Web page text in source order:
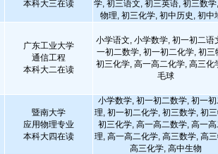
本科大三在读
学, 初三语文, 初三英语, 初三数学
物理, 初三化学, 初中历史, 初中
广东工业大学
通信工程
本科大二在读
小学语文, 小学数学, 初一初二语
一初二数学, 初一初二化学, 初三
初三化学, 高一高二化学, 高三化
毛球
暨南大学
应用物理专业
本科大四在读
小学数学, 初一初二数学, 初一初
理, 初一初二化学, 初三数学, 初
初三化学, 高一高二数学, 高一高
理, 高一高二化学, 高三数学, 高
高三化学, 高中生物